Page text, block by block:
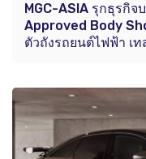
MGC-ASIA รุกธุรกิ
Approved Body
ตัวถังรถยนต์ไฟฟ้า เท